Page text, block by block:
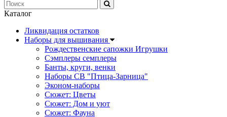
Каталог
Ликвидация остатков
Наборы для вышивания
Рождественские сапожки Игрушки
Сэмплеры семплеры
Банты, круги, венки
Наборы СВ "Птица-Зарница"
Эконом-наборы
Сюжет: Цветы
Сюжет: Дом и уют
Сюжет: Фауна